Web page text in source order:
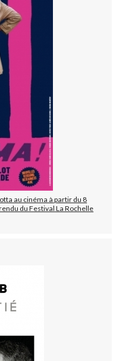
au cinéma à partir du 8
du Festival La Rochelle